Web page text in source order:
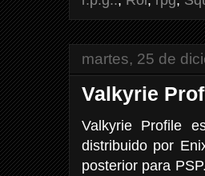
martes, 25 de
Valkyrie
Valkyrie Profile
distribuido por
posterior para